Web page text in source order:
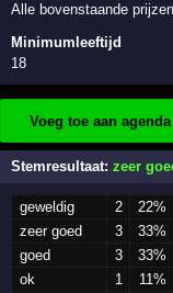
Alle bovenstaande
Minimumleeftijd
18
Voeg toe aan agenda
Stemresultaat:zeer
geweldig 2
22%
zeer goed
3
33%
goed
3
33%
ok
1
11%